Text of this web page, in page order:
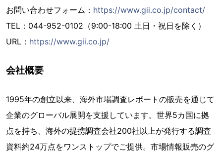
お問い合わせフォーム： https://www.gii.co.jp/contact/
TEL：044-952-0102（9:00-18:00 土日・祝日を除く）
URL： https://www.gii.co.jp/
会社概要
1995年の創立以来、海外市場調査レポートの販売を通じて
企業のグローバル展開を支援しています。世界5カ国に拠
点を持ち、海外の提携調査会社200社以上が発行する調査
資料約24万点をワンストップでご提供。市場情報販売のグ